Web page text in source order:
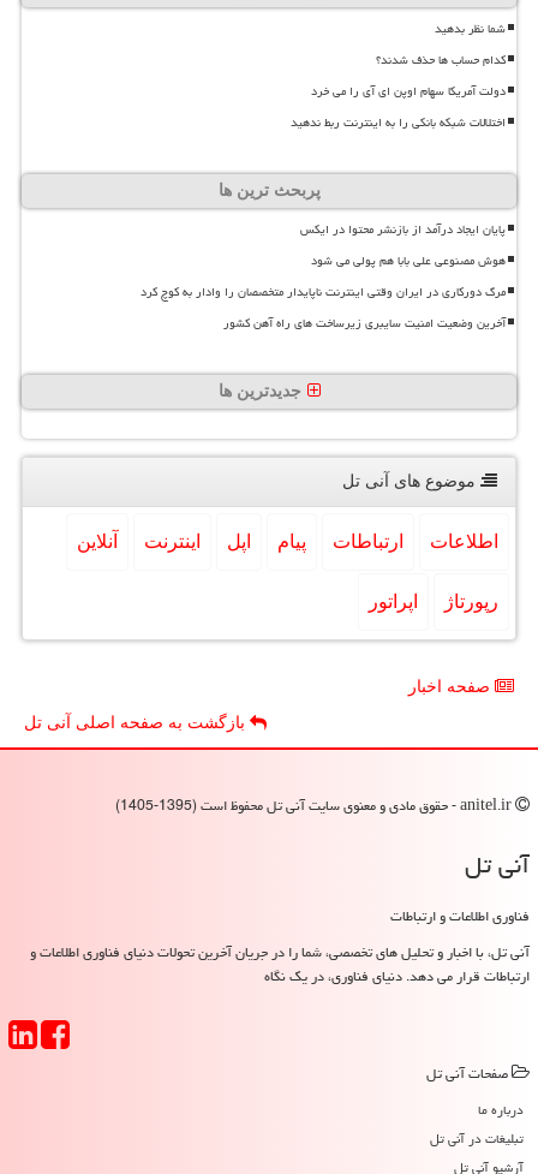
شما نظر بدهید
کدام حساب ها حذف شدند؟
دولت آمریکا سهام اوپن ای آی را می خرد
اختلالات شبکه بانکی را به اینترنت ربط ندهید
پربحث ترین ها
پایان ایجاد درآمد از بازنشر محتوا در ایکس
هوش مصنوعی علی بابا هم پولی می شود
مرگ دورکاری در ایران وقتی اینترنت ناپایدار متخصصان را وادار به کوچ کرد
آخرین وضعیت امنیت سایبری زیرساخت های راه آهن کشور
جدیدترین ها
موضوع های آنی تل
اطلاعات ارتباطات پیام اپل اینترنت آنلاین
رپورتاژ اپراتور
صفحه اخبار
بازگشت به صفحه اصلی آنی تل
آنی تل
فناوری اطلاعات و ارتباطات
آنی تل، با اخبار و تحلیل های تخصصی، شما را در جریان آخرین تحولات دنیای فناوری اطلاعات و
ارتباطات قرار می دهد. دنیای فناوری، در یک نگاه
صفحات آنی تل
درباره ما
تبلیغات در آنی تل
آرشیو آنی تل